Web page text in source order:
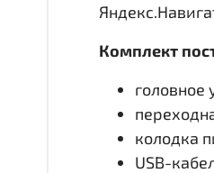
Комплект
головное
колодка
USB-